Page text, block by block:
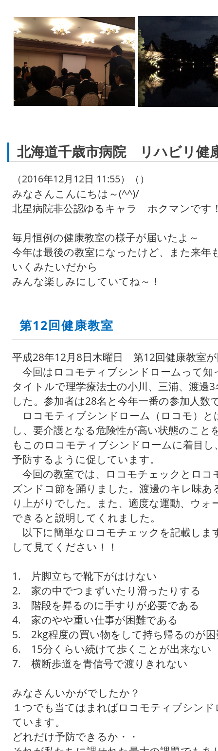
北海道千歳市病院 リハビリ健
（2016年12月12日 11:55）（）
みなさんこんにちは～(^^)/
北星病院非公認ゆるキャラ ホクマンです
毎月恒例の健康教室の様子が届いたよ～
今年は最後の教室になったけど、また来年
いくみたいだから
みんな楽しみにしていてね～！
第12回健康教室
平成28年12月8日木曜日 第12回健康教室
今回はロコモティブシンドロームって知
タイトルで理学療法士の小川、三浦、渡邊
した。参加者は28名と今年一番の参加人数
ロコモティブシンドローム（ロコモ）と
し、要介護となる危険性が高い状態のこと
もこのロコモティブシンドロームに着目
予防するように促しています。
今回の教室では、ロコモチェックとロコ
ズンドコ節を踊りました。渡邊のキレ味あ
り上がりでした。また、適度な運動、ウ
できると説明してくれました。
以下に簡単なロコモチェックを記載しま
して見てください！！
1. 片脚立ちで靴下がはけない
2. 家の中でつまずいたり滑ったりする
3. 階段を昇るのに手すりが必要である
4. 家のやや重い仕事が困難である
5. 2kg程度の買い物をして持ち帰るのが困
6. 15分くらい続けて歩くことが出来ない
7. 横断歩道を青信号で渡りきれない
みなさんいかがでしたか？
１つでも当てはまればロコモティブシン
ています。
どれだけ予防できるか・・